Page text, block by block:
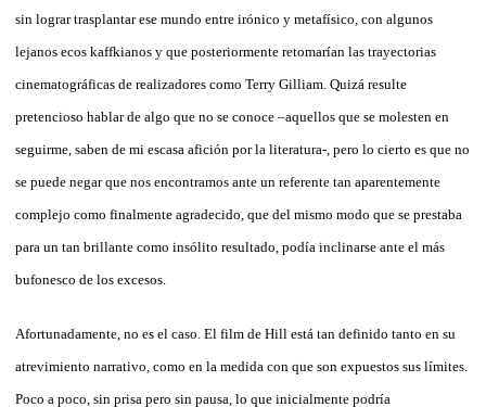
sin lograr trasplantar ese mundo entre irónico y metafísico, con algunos
lejanos ecos kaffkianos y que posteriormente retomarían las trayectorias
cinematográficas de realizadores como Terry Gilliam. Quizá resulte
pretencioso hablar de algo que no se conoce –aquellos que se molesten en
seguirme, saben de mi escasa afición por la literatura-, pero lo cierto es que no
se puede negar que nos encontramos ante un referente tan aparentemente
complejo como finalmente agradecido, que del mismo modo que se prestaba
para un tan brillante como insólito resultado, podía inclinarse ante el más
bufonesco de los excesos.
Afortunadamente, no es el caso. El film de Hill está tan definido tanto en su
atrevimiento narrativo, como en la medida con que son expuestos sus límites.
Poco a poco, sin prisa pero sin pausa, lo que inicialmente podría